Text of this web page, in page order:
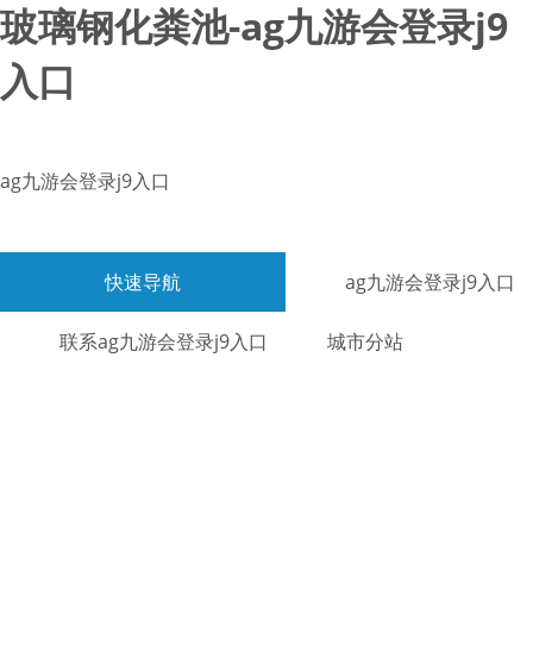
玻璃钢化粪池-ag九游会登录j9
入口
ag九游会登录j9入口
快速导航 ag九游会登录j9入口
联系ag九游会登录j9入口 城市分站